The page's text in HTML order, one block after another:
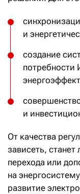
и
создание
потребности
и
От качества
зависеть,
перехода или
на
развитие